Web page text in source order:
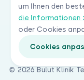
um Ihnen den
die Informationen
oder Cookies
Cookies
© 2026 Bulut Klinik